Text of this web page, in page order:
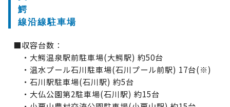
鰐
線沿線駐車場
■収容台数：
・大鰐温泉駅前駐車場(大鰐駅) 約50台
・温水プール石川駐車場(石川プール前駅) 17台(※)
・石川駅駐車場(石川駅) 約5台
・大仏公園第2駐車場(石川駅) 約15台